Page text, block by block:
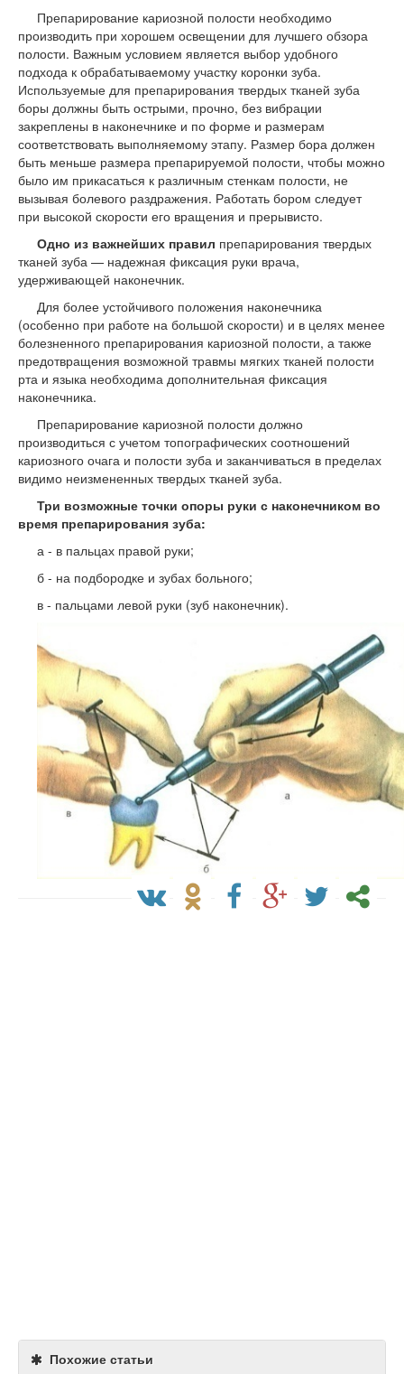
Препарирование кариозной полости необходимо
производить при хорошем освещении для лучшего обзора
полости. Важным условием является выбор удобного
подхода к обрабатываемому участку коронки зуба.
Используемые для препарирования твердых тканей зуба
боры должны быть острыми, прочно, без вибрации
закреплены в наконечнике и по форме и размерам
соответствовать выполняемому этапу. Размер бора должен
быть меньше размера препарируемой полости, чтобы можно
было им прикасаться к различным стенкам полости, не
вызывая болевого раздражения. Работать бором следует
при высокой скорости его вращения и прерывисто.
Одно из важнейших правил препарирования твердых
тканей зуба — надежная фиксация руки врача,
удерживающей наконечник.
Для более устойчивого положения наконечника
(особенно при работе на большой скорости) и в целях менее
болезненного препарирования кариозной полости, а также
предотвращения возможной травмы мягких тканей полости
рта и языка необходима дополнительная фиксация
наконечника.
Препарирование кариозной полости должно
производиться с учетом топографических соотношений
кариозного очага и полости зуба и заканчиваться в пределах
видимо неизмененных твердых тканей зуба.
Три возможные точки опоры руки с наконечником во
время препарирования зуба:
а - в пальцах правой руки;
б - на подбородке и зубах больного;
в - пальцами левой руки (зуб наконечник).
Похожие статьи